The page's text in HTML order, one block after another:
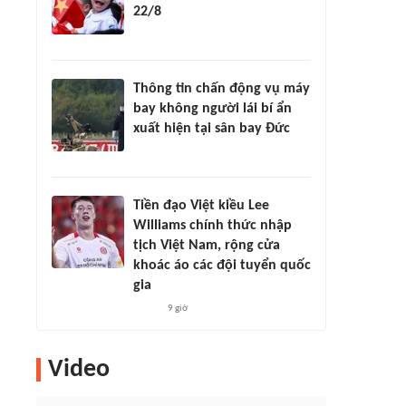
22/8
Thông tin chấn động vụ máy
bay không người lái bí ẩn
xuất hiện tại sân bay Đức
Tiền đạo Việt kiều Lee
Williams chính thức nhập
tịch Việt Nam, rộng cửa
khoác áo các đội tuyển quốc
gia
9 giờ
Video